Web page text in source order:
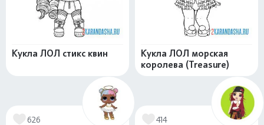
Кукла ЛОЛ стикс квин
Кукла ЛОЛ морская
королева (Treasure)
626 414